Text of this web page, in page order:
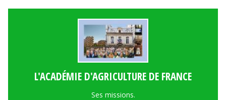
L'ACADÉMIE D'AGRICULTURE DE FRANCE
Ses missions.